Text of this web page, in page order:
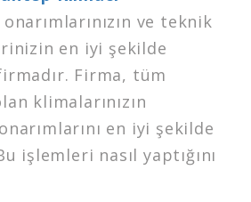
onarımlarınızın ve teknik
en iyi şekilde
Firma, tüm
klimalarınızın
en iyi şekilde
işlemleri nasıl yaptığını